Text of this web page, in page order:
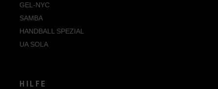
GEL-NYC
SAMBA
HANDBALL SPEZIAL
UA SOLA
HILFE